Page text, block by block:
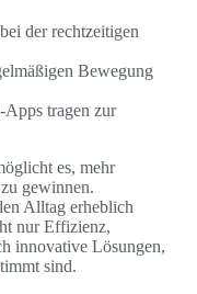
der rechtzeitigen
Bewegung
Apps tragen zur
es, mehr
gewinnen.
Alltag erheblich
nur Effizienz,
innovative Lösungen,
sind.